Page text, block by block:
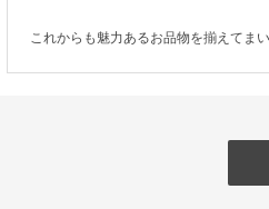
これからも魅力あるお品物を揃えてま